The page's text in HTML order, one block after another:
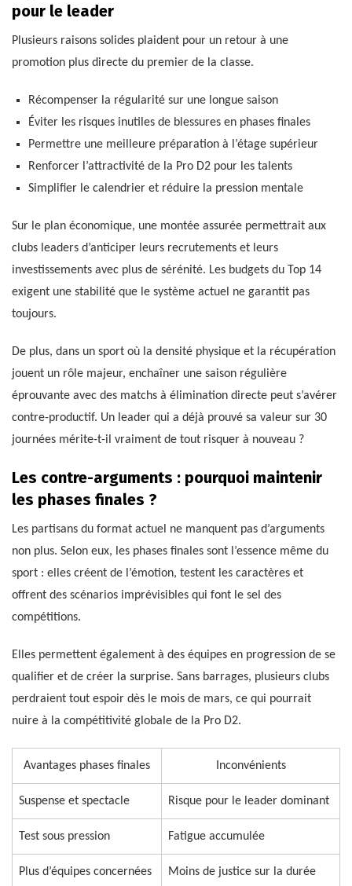
pour le leader
Plusieurs raisons solides plaident pour un retour à une
promotion plus directe du premier de la classe.
Récompenser la régularité sur une longue saison
Éviter les risques inutiles de blessures en phases finales
Permettre une meilleure préparation à l’étage supérieur
Renforcer l’attractivité de la Pro D2 pour les talents
Simplifier le calendrier et réduire la pression mentale
Sur le plan économique, une montée assurée permettrait aux
clubs leaders d’anticiper leurs recrutements et leurs
investissements avec plus de sérénité. Les budgets du Top 14
exigent une stabilité que le système actuel ne garantit pas
toujours.
De plus, dans un sport où la densité physique et la récupération
jouent un rôle majeur, enchaîner une saison régulière
éprouvante avec des matchs à élimination directe peut s’avérer
contre-productif. Un leader qui a déjà prouvé sa valeur sur 30
journées mérite-t-il vraiment de tout risquer à nouveau ?
Les contre-arguments : pourquoi maintenir
les phases finales ?
Les partisans du format actuel ne manquent pas d’arguments
non plus. Selon eux, les phases finales sont l’essence même du
sport : elles créent de l’émotion, testent les caractères et
offrent des scénarios imprévisibles qui font le sel des
compétitions.
Elles permettent également à des équipes en progression de se
qualifier et de créer la surprise. Sans barrages, plusieurs clubs
perdraient tout espoir dès le mois de mars, ce qui pourrait
nuire à la compétitivité globale de la Pro D2.
Avantages phases finales Inconvénients
Suspense et spectacle Risque pour le leader dominant
Test sous pression Fatigue accumulée
Plus d’équipes concernées Moins de justice sur la durée